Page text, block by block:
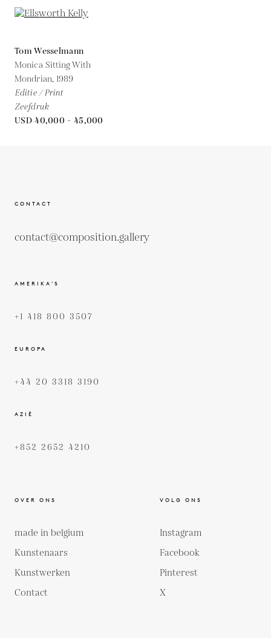
Tom Wesselmann
Monica Sitting With
Mondrian, 1989
Editie / Print
Zeefdruk
USD 40,000 - 45,000
CONTACT
contact@composition.gallery
AMERIKA’S
+1 418 800 3507
EUROPA
+44 20 3318 3190
AZIË
+852 2652 4210
OVER ONS
made in belgium
Kunstenaars
Kunstwerken
Contact
VOLG ONS
Instagram
Facebook
Pinterest
X